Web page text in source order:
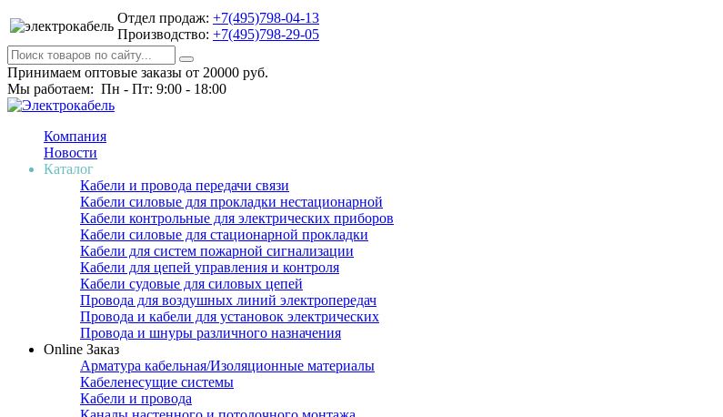
Отдел продаж: +7(495)798-04-13
Производство: +7(495)798-29-05
Принимаем оптовые заказы от 20000 руб.
Мы работаем: Пн - Пт: 9:00 - 18:00
Компания
Новости
Каталог
Кабели и провода передачи связи
Кабели силовые для прокладки нестационарной
Кабели контрольные для электрических приборов
Кабели силовые для стационарной прокладки
Кабели для систем пожарной сигнализации
Кабели для цепей управления и контроля
Кабели судовые для силовых цепей
Провода для воздушных линий электропередач
Провода и кабели для установок электрических
Провода и шнуры различного назначения
Online Заказ
Арматура кабельная/Изоляционные материалы
Кабеленесущие системы
Кабели и провода